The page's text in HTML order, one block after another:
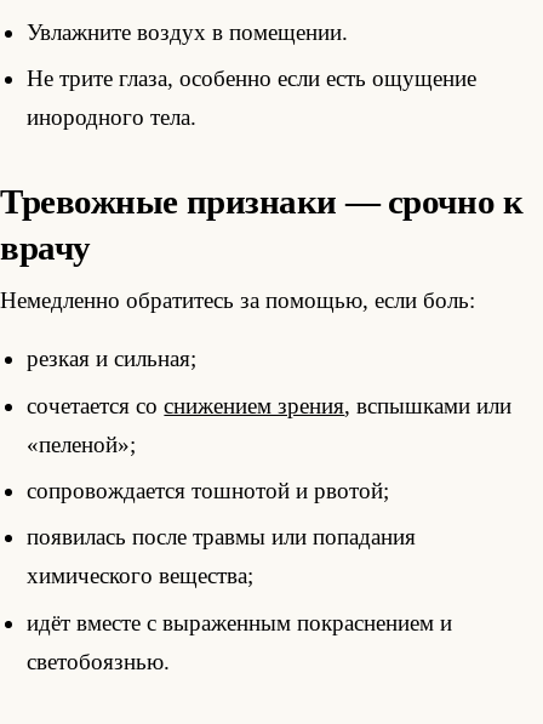
Увлажните воздух в помещении.
Не трите глаза, особенно если есть ощущение
инородного тела.
Тревожные признаки — срочно к
врачу
Немедленно обратитесь за помощью, если боль:
резкая и сильная;
сочетается соснижением зрения, вспышками или
«пеленой»;
сопровождается тошнотой и рвотой;
появилась после травмы или попадания
химического вещества;
идёт вместе с выраженным покраснением и
светобоязнью.